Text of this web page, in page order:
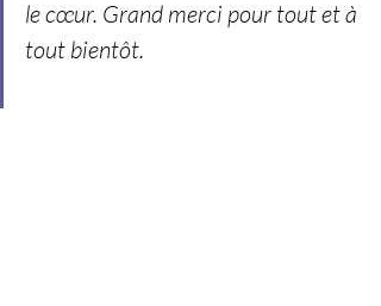
le cœur. Grand merci pour tout et à
tout bientôt.